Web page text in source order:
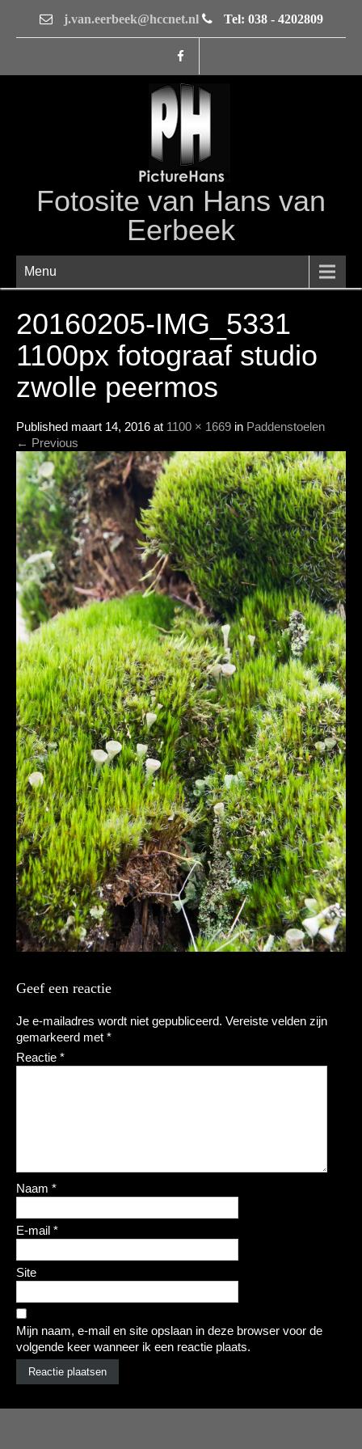
j.van.eerbeek@hccnet.nl Tel: 038 - 4202809
Fotosite van Hans van
Eerbeek
Menu
20160205-IMG_5331
1100px fotograaf studio
zwolle peermos
Published maart 14, 2016 at 1100 × 1669 in Paddenstoelen
← Previous
Geef een reactie
Je e-mailadres wordt niet gepubliceerd. Vereiste velden zijn
gemarkeerd met *
Reactie *
Naam *
E-mail *
Site
Mijn naam, e-mail en site opslaan in deze browser voor de
volgende keer wanneer ik een reactie plaats.